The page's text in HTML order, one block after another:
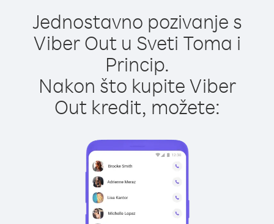
Jednostavno pozivanje s
Viber Out u Sveti Toma i
Princip.
Nakon što kupite Viber
Out kredit, možete: